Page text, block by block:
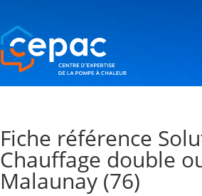
Fiche référence
Chauffage double
Malaunay (76)